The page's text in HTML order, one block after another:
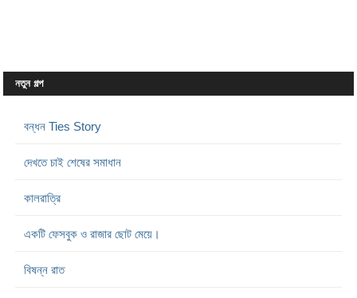
নতুন গল্প
বন্ধন Ties Story
দেখতে চাই শেষের সমাধান
কালরাত্রি
একটি ফেসবুক ও রাজার ছোট মেয়ে।
বিষন্ন রাত